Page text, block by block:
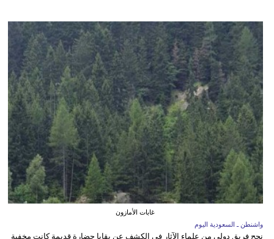
غابات الأمازون
واشنطن ـ السعودية اليوم
نجح فريق دولي من علماء الآثار في الكشف عن بقايا حضارة قديمة كانت مخفية